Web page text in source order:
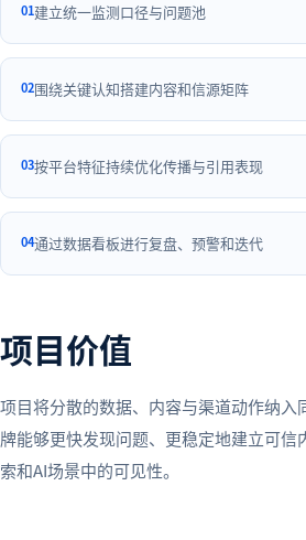
01建立统一监测口径与问题池
02围绕关键认知搭建内容和信源矩阵
03按平台特征持续优化传播与引用表现
04通过数据看板进行复盘、预警和迭代
项目价值
项目将分散的数据、内容与渠道动作纳入
牌能够更快发现问题、更稳定地建立可信
索和AI场景中的可见性。